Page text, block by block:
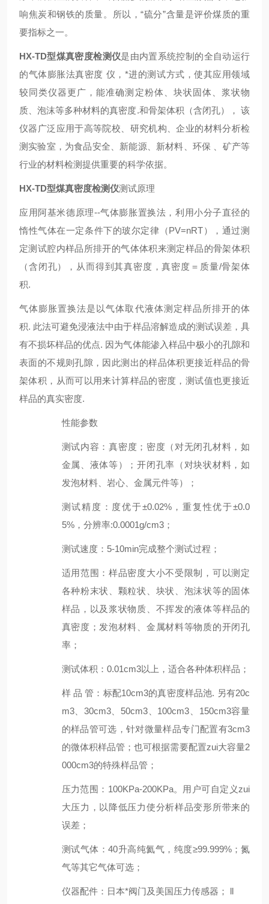
响焦炭和钢铁的质量。所以，“硫分”含量是评价煤质的重
要指标之一。
HX-TD型煤真密度检测仪是由内置系统控制的全自动运行
的气体膨胀法真密度 仪 ，*进的测试方式，使其应用领域
较同类仪器更广，能准确测定粉体、块状固体、浆状物
质、泡沫等多种材料的真密度.和骨架体积（含闭孔）， 该
仪器广泛应用于高等院校、研究机构、企业的材料分析检
测实验室，为食品安全、新能源、新材料、环保 、矿产等
行业的材料检测提供重要的科学依据。
HX-TD型煤真密度检测仪测试原理
应用阿基米德原理--气体膨胀置换法，利用小分子直径的
惰性气体在一定条件下的玻尔定律（PV=nRT），通过测
定测试腔内样品所排开的气体体积来测定样品的骨架体积
（含闭孔），从而得到其真密度，真密度＝质量/骨架体
积.
气体膨胀置换法是以气体取代液体测定样品所排开的体
积. 此法可避免浸液法中由于样品溶解造成的测试误差，具
有不损坏样品的优点. 因为气体能渗入样品中极小的孔隙和
表面的不规则孔隙，因此测出的样品体积更接近样品的骨
架体积，从而可以用来计算样品的密度，测试值也更接近
样品的真实密度.
性能参数
测试内容 ：真密度；密度（对无闭孔材料，如
金属、液体等）； 开闭孔率（对块状材料，如
发泡材料、岩心、金属元件等）；
测试精度 ： 度优于±0.02%，重复性优于±0.0
5%，分辨率:0.0001g/cm3；
测试速度： 5-10min完成整个测试过程；
适用范围：样品密度大小不受限制，可以测定
各种粉末状、颗粒状、块状、泡沫状等的固体
样品，以及浆状物质、不挥发的液体等样品的
真密度；发泡材料、金属材料等物质的开闭孔
率；
测试体积 ： 0.01cm3以上，适合各种体积样品；
样 品 管 ： 标配10cm3的真密度样品池. 另有20c
m3、 30cm3、 50cm3 100cm3 150cm3容量
的样品管可选，针对微量样品专门配置有3cm3
的微体积样品管 ；也可根据需要配置zui大容量2
000cm3的特殊样品管 ；
压力范围 ： 100KPa-200KPa。用户可自定义zui
大压力，以降低压力使分析样品变形所带来的
误差；
测试气体 ：40升高纯氦气，纯度≥99.999%；氮
气等其它气体可选；
仪器配件： 日本*阀门及美国压力传感器； ll